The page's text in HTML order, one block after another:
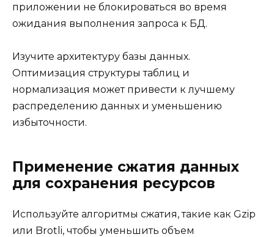
приложении не блокироваться во время
ожидания выполнения запроса к БД.
Изучите архитектуру базы данных.
Оптимизация структуры таблиц и
нормализация может привести к лучшему
распределению данных и уменьшению
избыточности.
Применение сжатия данных
для сохранения ресурсов
Используйте алгоритмы сжатия, такие как Gzip
или Brotli, чтобы уменьшить объем